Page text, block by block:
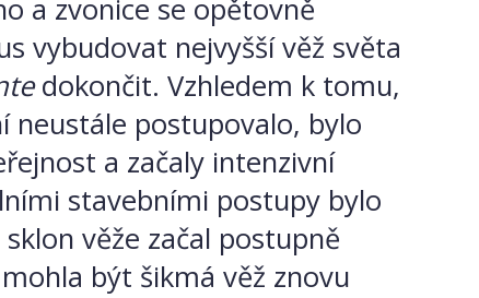
a zvonice se opětovně
vybudovat nejvyšší věž světa
dokončit. Vzhledem k tomu,
neustále postupovalo, bylo
a začaly intenzivní
stavebními postupy bylo
věže začal postupně
být šikmá věž znovu